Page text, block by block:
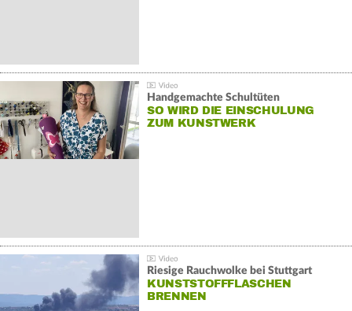
Handgemachte Schultüten
SO WIRD DIE EINSCHULUNG
ZUM KUNSTWERK
Riesige Rauchwolke bei Stuttgart
KUNSTSTOFFFLASCHEN
BRENNEN